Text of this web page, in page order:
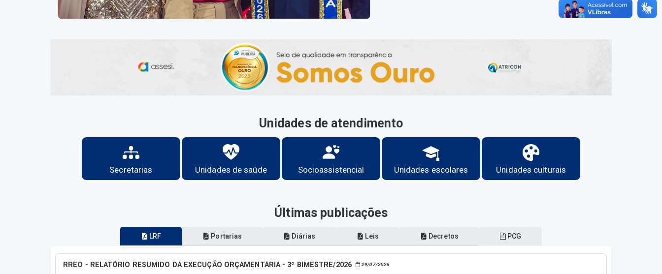
Unidades de atendimento
Secretarias Unidades de saúde Socioassistencial Unidades escolares Unidades culturais
Últimas publicações
LRF Portarias Diárias Leis Decretos PCG
RREO - RELATÓRIO RESUMIDO DA EXECUÇÃO ORÇAMENTÁRIA - 3º BIMESTRE/2026 29/07/2026